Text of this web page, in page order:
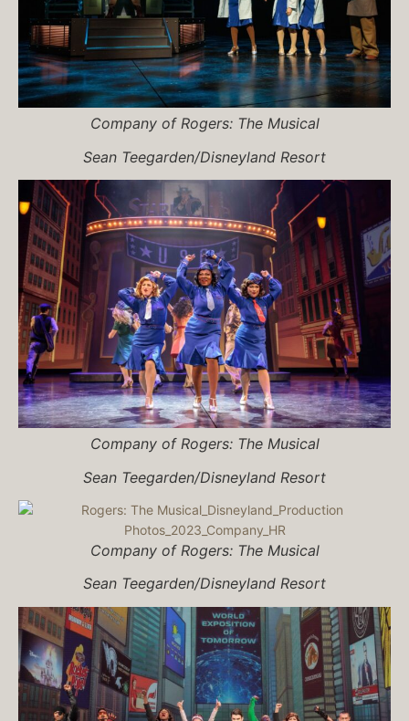
Company of Rogers: The Musical
Sean Teegarden/Disneyland Resort
Company of Rogers: The Musical
Sean Teegarden/Disneyland Resort
Company of Rogers: The Musical
Sean Teegarden/Disneyland Resort